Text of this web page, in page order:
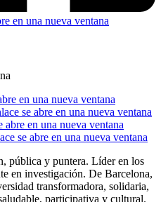
en una nueva ventana
en una nueva ventana
se abre en una nueva ventana
abre en una nueva ventana
se abre en una nueva ventana
pública y puntera. Líder en los
en investigación. De Barcelona,
transformadora, solidaria,
participativa y cultural.